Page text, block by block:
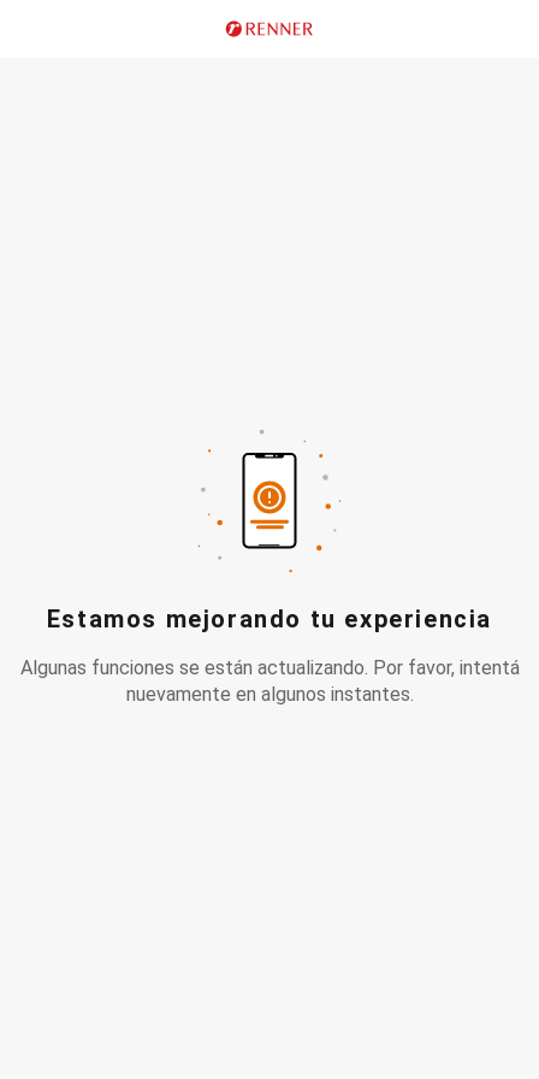
Estamos mejorando tu experiencia
Algunas funciones se están actualizando. Por favor, intentá
nuevamente en algunos instantes.